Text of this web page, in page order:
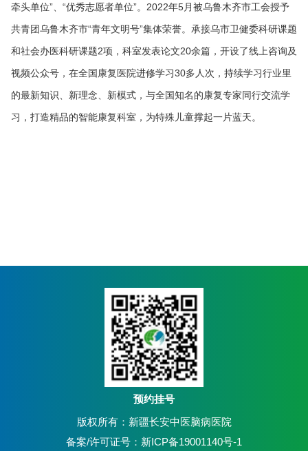
牵头单位”、“优秀志愿者单位”。2022年5月被乌鲁木齐市工会授予
共青团乌鲁木齐市“青年文明号”集体荣誉。承接乌市卫健委科研课题
和社会办医科研课题2项，科室发表论文20余篇，开设了线上咨询及
视频公众号，在全国康复医院进修学习30多人次，持续学习行业里
的最新知识、新理念、新模式，与全国知名的康复专家同行交流学
习，打造精品的智能康复科室，为特殊儿童撑起一片蓝天。
预约挂号
版权所有：新疆长安中医脑病医院
备案/许可证号：新ICP备19001140号-1